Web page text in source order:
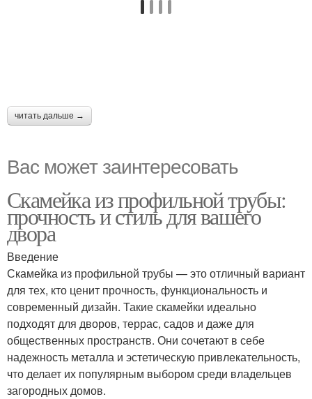
читать дальше →
Вас может заинтересовать
Скамейка из профильной трубы:
прочность и стиль для вашего
двора
Введение
Скамейка из профильной трубы — это отличный вариант
для тех, кто ценит прочность, функциональность и
современный дизайн. Такие скамейки идеально
подходят для дворов, террас, садов и даже для
общественных пространств. Они сочетают в себе
надежность металла и эстетическую привлекательность,
что делает их популярным выбором среди владельцев
загородных домов.